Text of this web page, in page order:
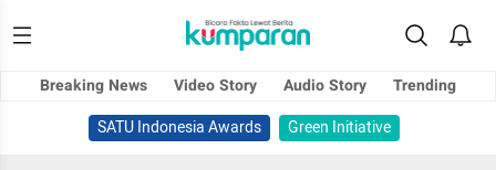
Breaking News Video Story Audio Story
Trending
SATU Indonesia Awards
Green Initiative